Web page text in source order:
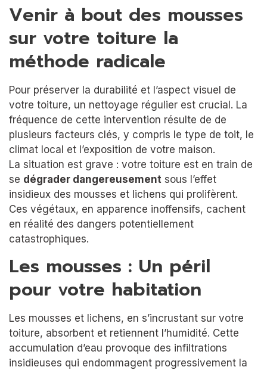
Venir à bout des mousses
sur votre toiture la
méthode radicale
Pour préserver la durabilité et l’aspect visuel de
votre toiture, un nettoyage régulier est crucial. La
fréquence de cette intervention résulte de de
plusieurs facteurs clés, y compris le type de toit, le
climat local et l’exposition de votre maison.
La situation est grave : votre toiture est en train de
se dégrader dangereusement sous l’effet
insidieux des mousses et lichens qui prolifèrent.
Ces végétaux, en apparence inoffensifs, cachent
en réalité des dangers potentiellement
catastrophiques.
Les mousses : Un péril
pour votre habitation
Les mousses et lichens, en s’incrustant sur votre
toiture, absorbent et retiennent l’humidité. Cette
accumulation d’eau provoque des infiltrations
insidieuses qui endommagent progressivement la